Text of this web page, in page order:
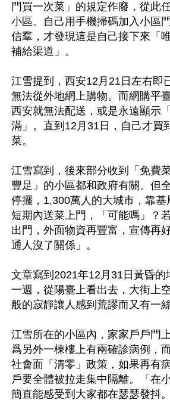
門買一次菜」的規定作廢，從此
小區。自己用手機掃碼加入小區
信羣，才發現這是自己接下來「
補給渠道」。
江雪提到，西安12月21日左右即
無法從外地網上購物。而網購平
西安就無法配送，或是永遠顯示
滿」。直到12月31日，自己才買
菜。
江雪寫到，後來部分收到「免費
豐足」的小區都和政府有關。但
停擺，1,300萬人的大城市，靠基
短期內送菜上門，「可能嗎」？
出門，外面物資再豐富，宣傳再
通人沒了關係」。
文章寫到2021年12月31日黃昏的
一週，從陽臺上看出去，大街上
般的寂靜讓人感到荒謬而又有一絲
江雪所在的小區內，家家戶戶門
爲另外一棟樓上有兩確診病例，
社會面「清零」政策，如果再有
戶要全體被拉走集中隔離。「在
簡直能感受到大家都在瑟瑟發抖。